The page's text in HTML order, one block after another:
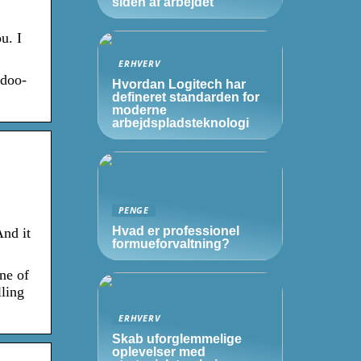
I
it
of
ERHVERV
Hvordan Logitech har
defineret standarden for
moderne
arbejdspladsteknologi
PENGE
Hvad er professionel
formueforvaltning?
ERHVERV
Skab uforglemmelige
oplevelser med